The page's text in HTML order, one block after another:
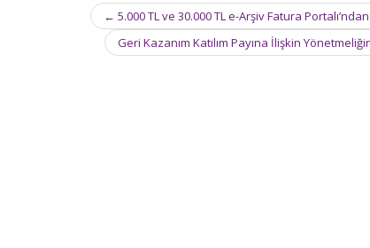
Post
navigation
← 5.000 TL ve 30.000 TL e-Arşiv Fatura
Geri Kazanım Katılım Payına İlişkin